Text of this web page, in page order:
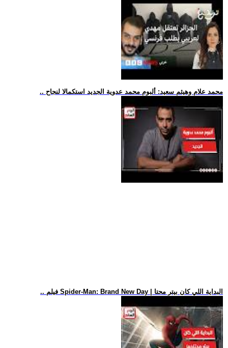
.. محمد علام وهيثم سعيد: ألبوم محمد عدوية الجديد استكمالا لنجاح
.. فيلم Spider-Man: Brand New Day | البداية اللي كان بيتر محتا